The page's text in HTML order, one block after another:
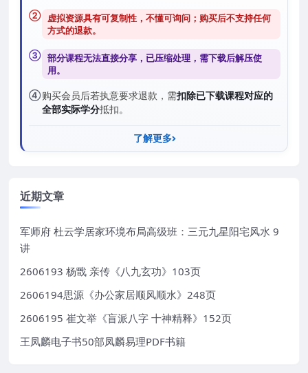
② 虚拟资源具有可复制性，不懂可询问；购买后不支持任何
方式的退款。
③ 部分课程无法直接分享，已压缩处理，需下载后解压使
用。
④购买会员后若执意要求退款，需扣除已下载课程对应的
全部实际学分抵扣。
了解更多
近期文章
军师府 杜云学居家环境布局高级班：三元九星阳宅风水 9
讲
2606193 杨戬 亲传《八九玄功》103页
2606194思源《办公家居顺风顺水》248页
2606195 崔文举《盲派八字 十神精释》152页
王凤麟电子书50部凤麟易理PDF书籍